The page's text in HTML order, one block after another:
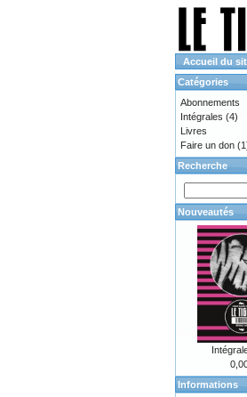
Accueil du
Catégories
Abonnements
Intégrales (4)
Livres
Faire un don
Recherche
Nouveautés
Informations